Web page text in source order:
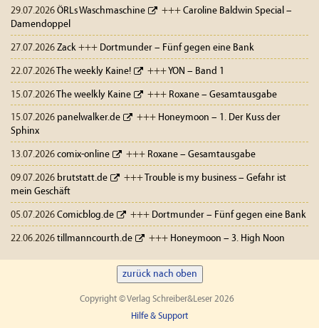
29.07.2026 ÖRLs Waschmaschine +++ Caroline Baldwin Special –
Damendoppel
27.07.2026 Zack +++ Dortmunder – Fünf gegen eine Bank
22.07.2026The weekly Kaine! +++YON – Band 1
15.07.2026The weelkly Kaine +++ Roxane – Gesamtausgabe
15.07.2026 panelwalker.de +++ Honeymoon – 1. Der Kuss der
Sphinx
13.07.2026 comix-online +++ Roxane – Gesamtausgabe
09.07.2026 brutstatt.de +++ Trouble is my business – Gefahr ist
mein Geschäft
05.07.2026 Comicblog.de +++ Dortmunder – Fünf gegen eine Bank
22.06.2026 tillmanncourth.de +++ Honeymoon – 3. High Noon
zurück nach oben
Copyright © Verlag Schreiber&Leser 2026
Hilfe & Support